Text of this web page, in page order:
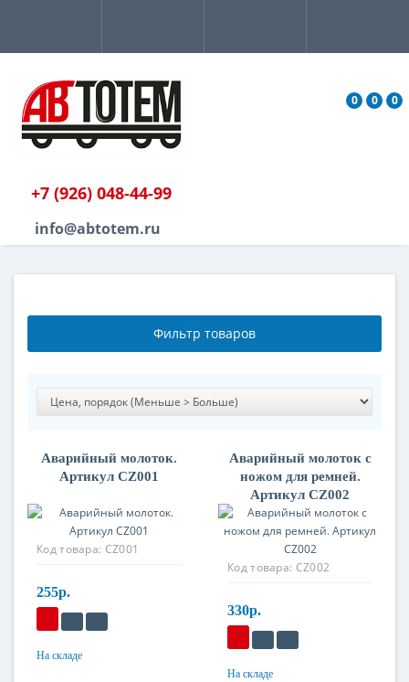
0 0 0
+7 (926) 048-44-99
info@abtotem.ru
Фильтр товаров
Аварийный молоток.
Артикул CZ001
Код товара: CZ001
255р.
На складе
Аварийный молоток с
ножом для ремней.
Артикул CZ002
Код товара: CZ002
330р.
На складе